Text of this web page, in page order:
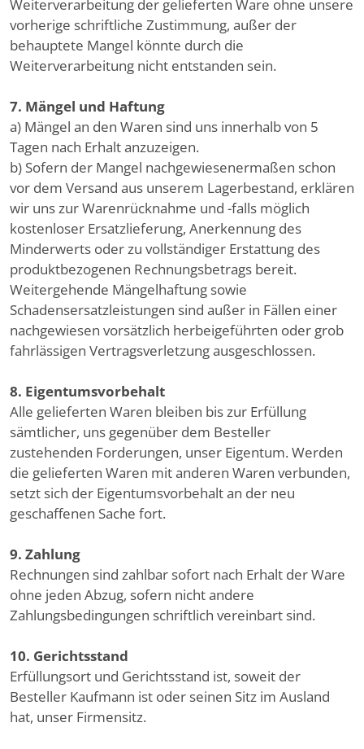
Weiterverarbeitung der gelieferten Ware ohne unsere
vorherige schriftliche Zustimmung, außer der
behauptete Mangel könnte durch die
Weiterverarbeitung nicht entstanden sein.
7. Mängel und Haftung
a) Mängel an den Waren sind uns innerhalb von 5
Tagen nach Erhalt anzuzeigen.
b) Sofern der Mangel nachgewiesenermaßen schon
vor dem Versand aus unserem Lagerbestand, erklären
wir uns zur Warenrücknahme und -falls möglich
kostenloser Ersatzlieferung, Anerkennung des
Minderwerts oder zu vollständiger Erstattung des
produktbezogenen Rechnungsbetrags bereit.
Weitergehende Mängelhaftung sowie
Schadensersatzleistungen sind außer in Fällen einer
nachgewiesen vorsätzlich herbeigeführten oder grob
fahrlässigen Vertragsverletzung ausgeschlossen.
8. Eigentumsvorbehalt
Alle gelieferten Waren bleiben bis zur Erfüllung
sämtlicher, uns gegenüber dem Besteller
zustehenden Forderungen, unser Eigentum. Werden
die gelieferten Waren mit anderen Waren verbunden,
setzt sich der Eigentumsvorbehalt an der neu
geschaffenen Sache fort.
9. Zahlung
Rechnungen sind zahlbar sofort nach Erhalt der Ware
ohne jeden Abzug, sofern nicht andere
Zahlungsbedingungen schriftlich vereinbart sind.
10. Gerichtsstand
Erfüllungsort und Gerichtsstand ist, soweit der
Besteller Kaufmann ist oder seinen Sitz im Ausland
hat, unser Firmensitz.